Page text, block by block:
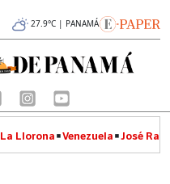
27.9°C | PANAMÁ
La Llorona Venezuela José